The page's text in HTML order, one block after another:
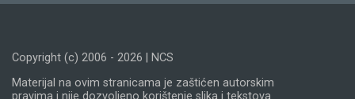
Copyright (c) 2006 - 2026 | NCS
Materijal na ovim stranicama je zaštićen autorskim
pravima i nije dozvoljeno korištenje slika i tekstova